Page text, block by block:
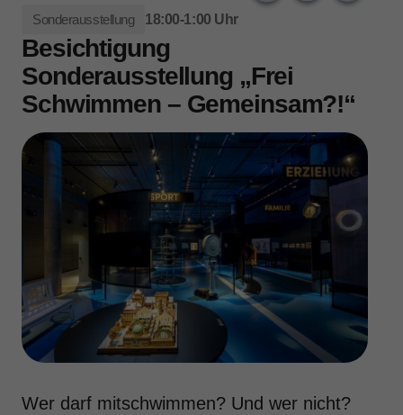
Sonderausstellung 18:00-1:00 Uhr
Besichtigung
Sonderausstellung „Frei
Schwimmen – Gemeinsam?!“
Wer darf mitschwimmen? Und wer nicht?